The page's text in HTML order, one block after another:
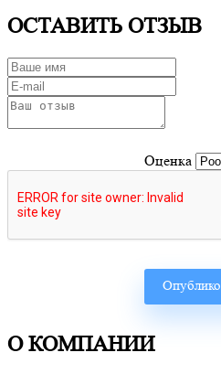
ОСТАВИТЬ ОТЗЫВ
Оценка
О КОМПАНИИ